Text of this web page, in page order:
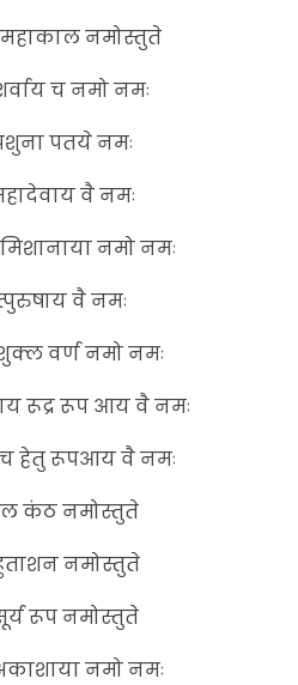
नमोस्तुते
च नमो नमः
पतये नमः
वै नमः
नमो नमः
वै नमः
वर्ण नमो नमः
रूद्र रूप आय वै नमः
च हेतु रूपआय वै नमः
कंठ नमोस्तुते
नमोस्तुते
रूप नमोस्तुते
नमो नमः